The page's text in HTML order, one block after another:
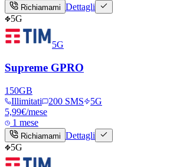
Richiamami Dettagli
5G
5G
Supreme GPRO
150GB
Illimitati
200 SMS
5G
5,99€/mese
1 mese
Richiamami Dettagli
5G